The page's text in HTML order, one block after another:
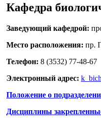
Кафедра
Заведующий кафедрой:
Место расположения: пр.
Телефон: 8 (3532) 77-48-67
Электронный адрес:
Положение о
Дисциплины